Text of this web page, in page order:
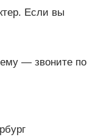
Если вы
— звоните по